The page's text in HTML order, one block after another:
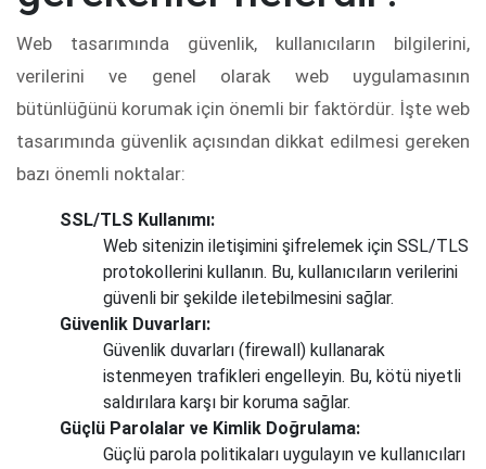
Web tasarımında güvenlik, kullanıcıların bilgilerini,
verilerini ve genel olarak web uygulamasının
bütünlüğünü korumak için önemli bir faktördür. İşte web
tasarımında güvenlik açısından dikkat edilmesi gereken
bazı önemli noktalar:
SSL/TLS Kullanımı:
Web sitenizin iletişimini şifrelemek için SSL/TLS
protokollerini kullanın. Bu, kullanıcıların verilerini
güvenli bir şekilde iletebilmesini sağlar.
Güvenlik Duvarları:
Güvenlik duvarları (firewall) kullanarak
istenmeyen trafikleri engelleyin. Bu, kötü niyetli
saldırılara karşı bir koruma sağlar.
Güçlü Parolalar ve Kimlik Doğrulama:
Güçlü parola politikaları uygulayın ve kullanıcıları